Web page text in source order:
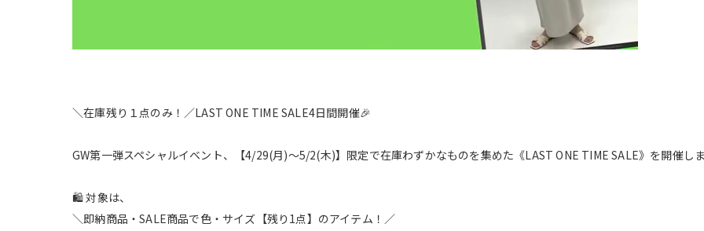
＼在庫残り１点のみ！／LAST ONE TIME SALE4日間開催🎉
GW第一弾スペシャルイベント、【4/29(月)〜5/2(木)】限定で在庫わずかなものを集めた《LAST ONE TIME SALE》を開催し
🛍 対象は、
＼即納商品・SALE商品で色・サイズ【残り1点】のアイテム！／